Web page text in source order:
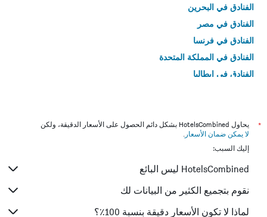
الفنادق في البحرين
الفنادق في مصر
الفنادق في فرنسا
الفنادق في المملكة المتحدة
الفنادق في إيطاليا
*
يحاول HotelsCombined بشكل دائم الحصول على الأسعار الدقيقة، ولكن
لا يمكن ضمان الأسعار .
إليك السبب:
HotelsCombined ليس البائع
نقوم بتجميع الكثير من البيانات لك
لماذا لا تكون الأسعار دقيقة بنسبة 100٪؟